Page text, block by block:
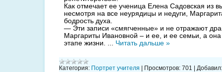
Как отмечает ее ученица Елена Садовская из
несмотря на все неурядицы и недуги,
бодрость духа.
— Эти записи «смягченные» и не отражают
Маргариты Ивановной – и ее, и ее семьи, а
этапе жизни.
Читать дальше »
Категория: Портрет учителя | Просмотров: 701 | Добавил: